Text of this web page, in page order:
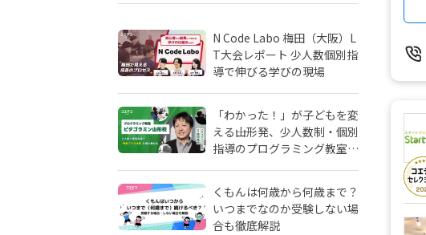
N Code Labo 梅田（大阪）L
T大会レポート 少人数個別指
導で伸びる学びの現場
「わかった！」が子どもを変
える――山形発、少人数制・個別
指導のプログラミング教室
くもんは何歳から何歳まで？
いつまでなのか受験しない場
合も徹底解説